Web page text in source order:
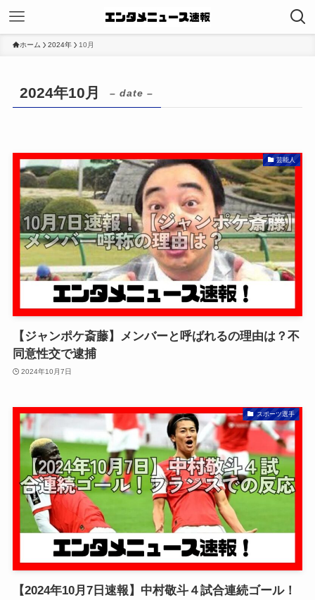
ホーム 2024年 10月
2024年10月 – date –
芸能人
【ジャンポケ斎藤】メンバーと呼ばれるの理由は？不
同意性交で逮捕
2024年10月7日
スポーツ選手
【2024年10月7日速報】中村敬斗４試合連続ゴール！